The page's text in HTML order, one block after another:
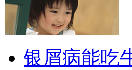
银屑病能吃